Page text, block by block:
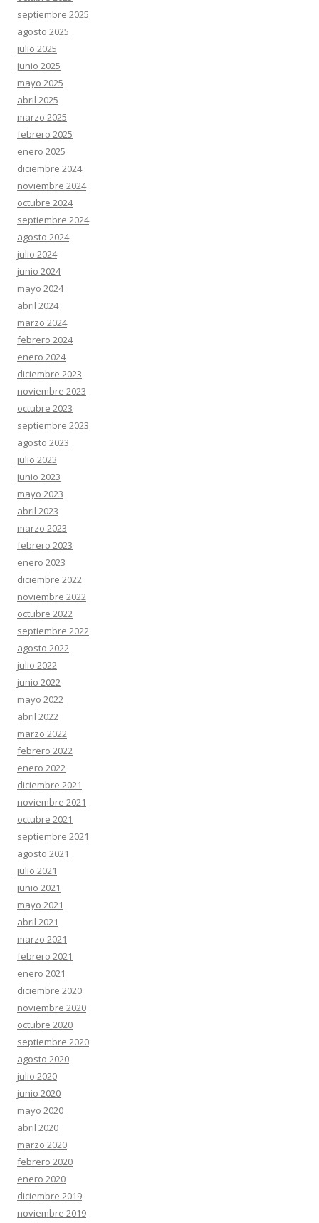
septiembre 2025
agosto 2025
julio 2025
junio 2025
mayo 2025
abril 2025
marzo 2025
febrero 2025
enero 2025
diciembre 2024
noviembre 2024
octubre 2024
septiembre 2024
agosto 2024
julio 2024
junio 2024
mayo 2024
abril 2024
marzo 2024
febrero 2024
enero 2024
diciembre 2023
noviembre 2023
octubre 2023
septiembre 2023
agosto 2023
julio 2023
junio 2023
mayo 2023
abril 2023
marzo 2023
febrero 2023
enero 2023
diciembre 2022
noviembre 2022
octubre 2022
septiembre 2022
agosto 2022
julio 2022
junio 2022
mayo 2022
abril 2022
marzo 2022
febrero 2022
enero 2022
diciembre 2021
noviembre 2021
octubre 2021
septiembre 2021
agosto 2021
julio 2021
junio 2021
mayo 2021
abril 2021
marzo 2021
febrero 2021
enero 2021
diciembre 2020
noviembre 2020
octubre 2020
septiembre 2020
agosto 2020
julio 2020
junio 2020
mayo 2020
abril 2020
marzo 2020
febrero 2020
enero 2020
diciembre 2019
noviembre 2019